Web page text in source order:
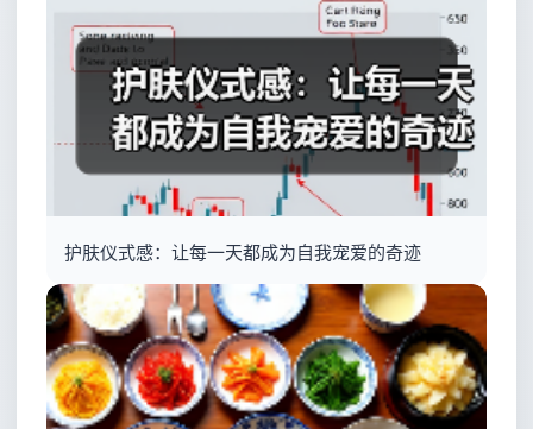
护肤仪式感：让每一天都成为自我宠爱的奇迹